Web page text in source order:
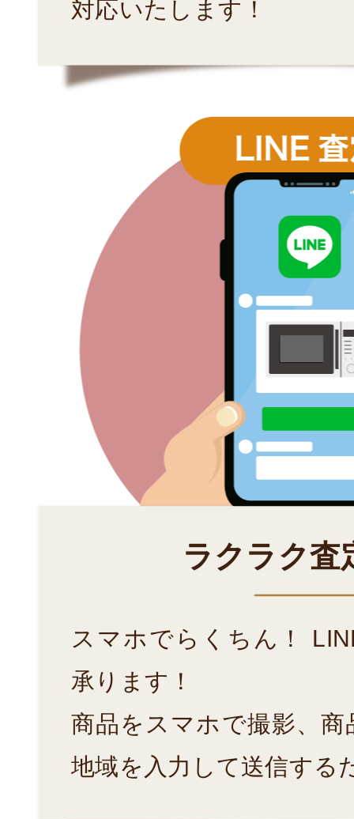
対応いたします！
ラクラク査
スマホでらくちん！
承ります！
商品をスマホで撮影、
地域を入力して送信する